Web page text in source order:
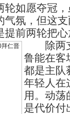
如愿夺冠，
气氛，但这
提前两轮把
除两支
鲁能在客
都是主队
年轻人在
用。动荡
是代价付